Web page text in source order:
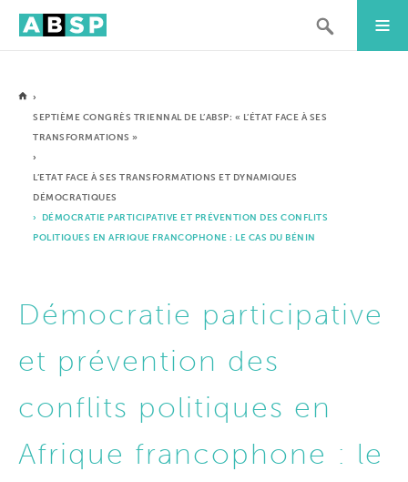
›
SEPTIÈME CONGRÈS TRIENNAL DE L’ABSP: « L’ÉTAT FACE À SES
TRANSFORMATIONS »
›
L’ETAT FACE À SES TRANSFORMATIONS ET DYNAMIQUES
DÉMOCRATIQUES
› DÉMOCRATIE PARTICIPATIVE ET PRÉVENTION DES CONFLITS
POLITIQUES EN AFRIQUE FRANCOPHONE : LE CAS DU BÉNIN
Démocratie participative
et prévention des
conflits politiques en
Afrique francophone : le